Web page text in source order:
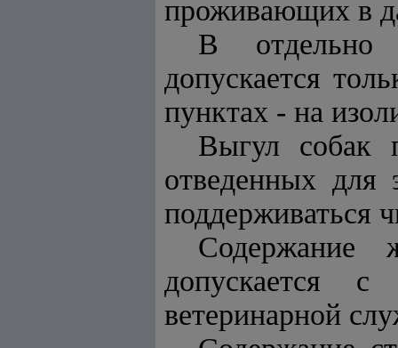
проживающих в
В отдельно
допускается
пунктах - на
Выгул собак
отведенных для
поддерживаться
Содержание
допускается с
ветеринарной